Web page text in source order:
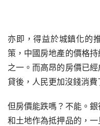
亦即，得益於城鎮化的
策，中國房地產的價格
之一。而高昂的房價已
貸後，人民更加沒錢消
但房價能跌嗎？不能。
和土地作為抵押品的，